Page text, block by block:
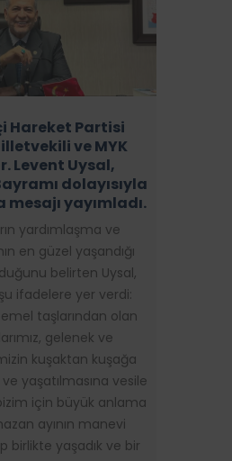
Hareket Partisi
ve MYK
Levent Uysal,
dolayısıyla
yayımladı.
yardımlaşma ve
en güzel yaşandığı
belirten Uysal,
ifadelere yer verdi:
taşlarından olan
gelenek ve
kuşaktan kuşağa
yaşatılmasına vesile
için büyük anlama
ayının manevi
birlikte yaşadık ve bir